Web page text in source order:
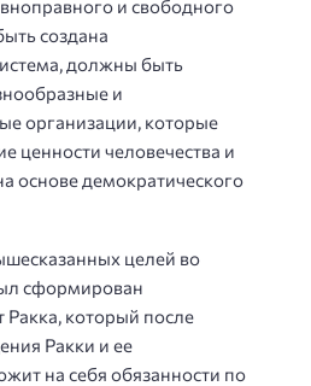
и свободного
создана
должны быть
и
организации, которые
ценности человечества и
основе демократического
целей во
сформирован
Ракка, который после
Ракки и ее
на себя обязанности по